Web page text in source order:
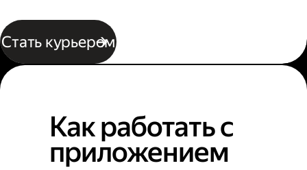
Стать курьером
Как работать с
приложением